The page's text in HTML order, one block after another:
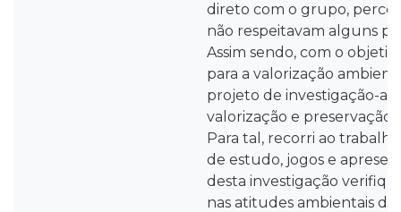
direto com o grupo,
não respeitavam alguns
Assim sendo, com o
para a valorização
projeto de investigação-
valorização e preservação
Para tal, recorri ao
de estudo, jogos e
desta investigação
nas atitudes ambientais